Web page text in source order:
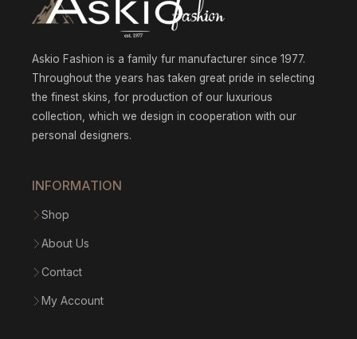
Askio Fashion is a family fur manufacturer since 1977.
Throughout the years has taken great pride in selecting
the finest skins, for production of our luxurious
collection, which we design in cooperation with our
personal designers.
INFORMATION
Shop
About Us
Contact
My Account